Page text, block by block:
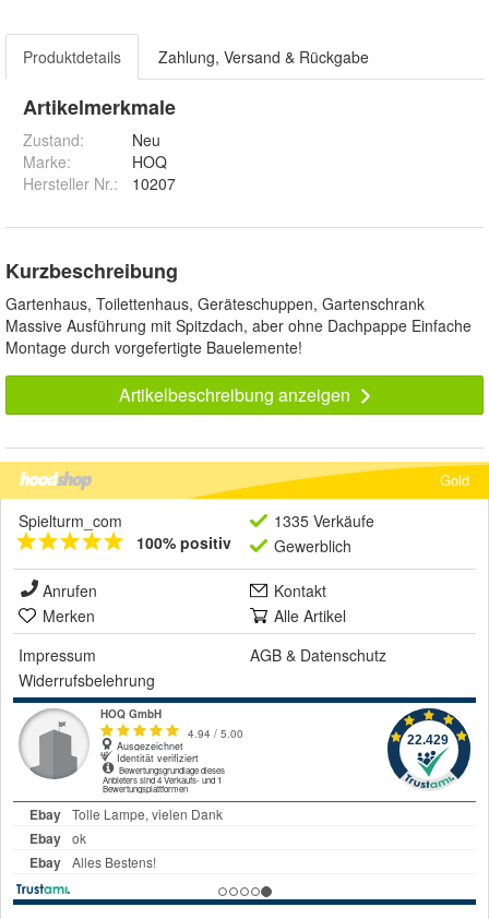
Produktdetails Zahlung, Versand & Rückgabe
Artikelmerkmale
Zustand:
Neu
Marke:
HOQ
Hersteller Nr.:
10207
Kurzbeschreibung
Gartenhaus, Toilettenhaus, Geräteschuppen, Gartenschrank
Massive Ausführung mit Spitzdach, aber ohne Dachpappe Einfache
Montage durch vorgefertigte Bauelemente!
Artikelbeschreibung anzeigen
Gold
Spielturm_com
100% positiv
1335 Verkäufe
Gewerblich
Anrufen
Kontakt
Merken
Alle Artikel
Impressum
AGB & Datenschutz
Widerrufsbelehrung